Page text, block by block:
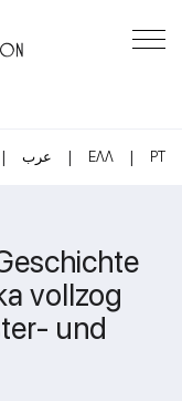
| عرب | ΕΛΛ | PT
vollzog
und